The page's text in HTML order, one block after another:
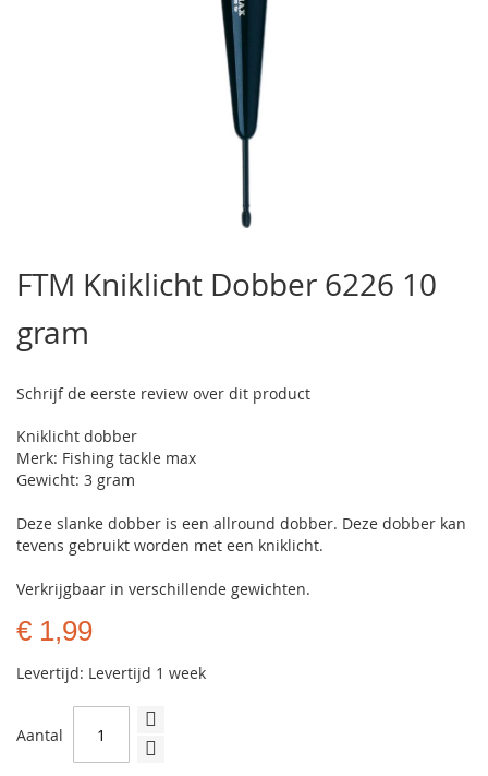
het
begin
van
de
gallerij
FTM Kniklicht Dobber 6226 10
gram
Schrijf de eerste review over dit product
Kniklicht dobber
Merk: Fishing tackle max
Gewicht: 3 gram
Deze slanke dobber is een allround dobber. Deze dobber kan
tevens gebruikt worden met een kniklicht.
Verkrijgbaar in verschillende gewichten.
€ 1,99
Levertijd: Levertijd 1 week
Aantal